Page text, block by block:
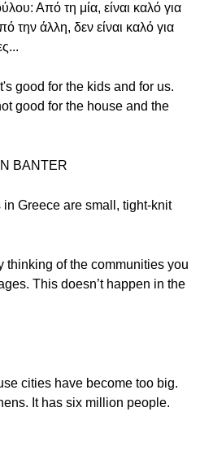
Από τη μία, είναι καλό για
την άλλη, δεν είναι καλό για
good for the kids and for us.
good for the house and the
BANTER
Greece are small, tight-knit
thinking of the communities you
This doesn’t happen in the
cities have become too big.
It has six million people.